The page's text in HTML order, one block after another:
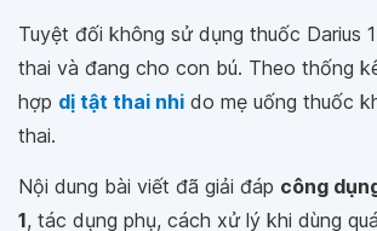
Tuyệt đối không sử dụng thuốc Darius
thai và đang cho con bú. Theo thống
hợp dị tật thai nhi do mẹ uống thuốc
thai.
Nội dung bài viết đã giải đáp công
1, tác dụng phụ, cách xử lý khi dùng